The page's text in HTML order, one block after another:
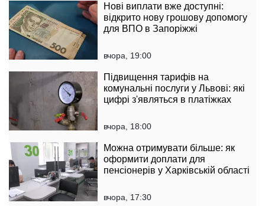
Нові виплати вже доступні:
відкрито нову грошову допомогу
для ВПО в Запоріжжі
вчора, 19:00
Підвищення тарифів на
комунальні послуги у Львові: які
цифрі з'являться в платіжках
вчора, 18:00
Можна отримувати більше: як
оформити доплати для
пенсіонерів у Харківській області
вчора, 17:30